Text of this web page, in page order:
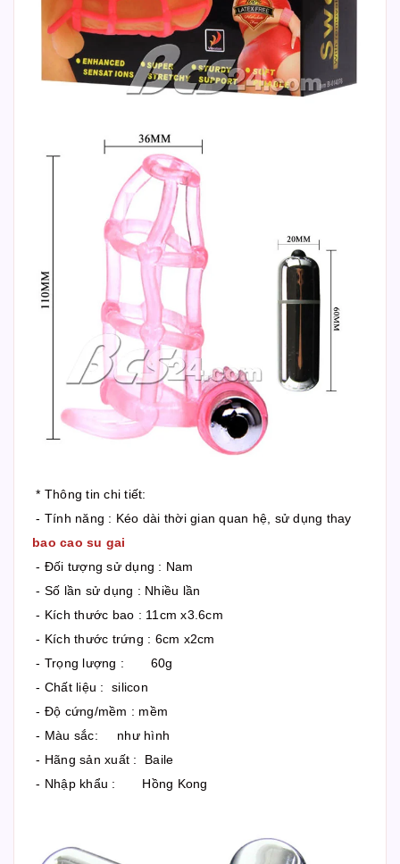
* Thông tin chi tiết:
- Tính năng : Kéo dài thời gian quan hệ, sử dụng thay
bao cao su gai
- Đối tượng sử dụng : Nam
- Số lần sử dụng : Nhiều lần
- Kích thước bao : 11cm x3.6cm
- Kích thước trứng : 6cm x2cm
- Trọng lượng : 60g
- Chất liệu : silicon
- Độ cứng/mềm : mềm
- Màu sắc: như hình
- Hãng sản xuất : Baile
- Nhập khẩu : Hồng Kong